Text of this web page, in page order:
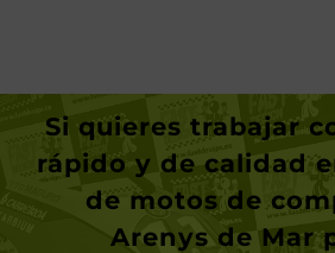
Si quieres trabajar
rápido y de calidad
de motos de
Arenys de Mar